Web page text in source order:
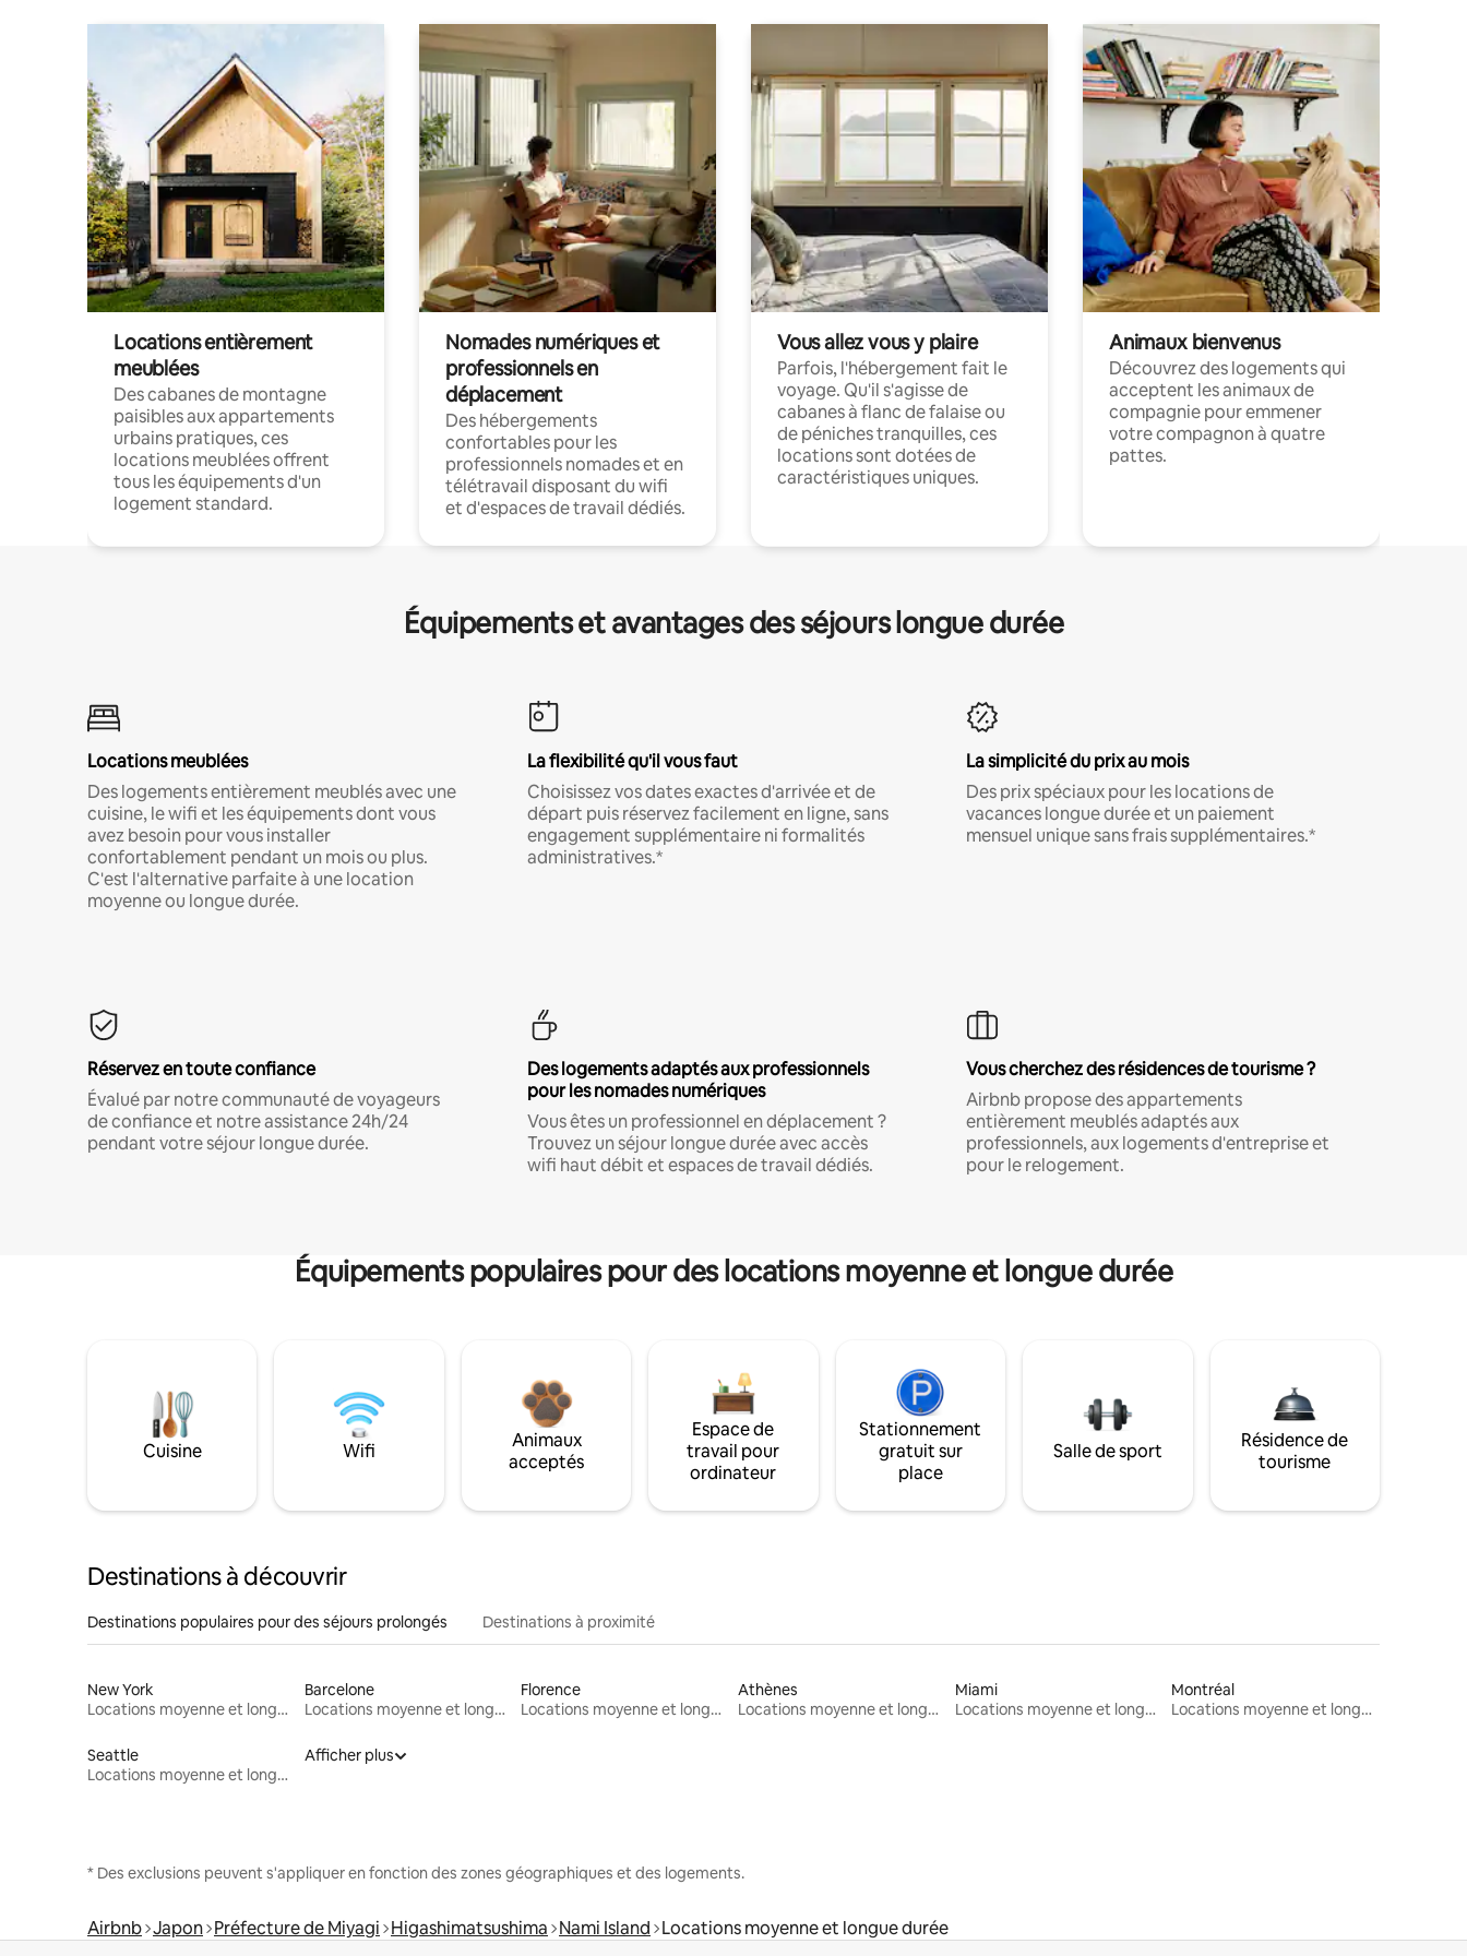
Locations entièrement
meublées
Des cabanes de montagne
paisibles aux appartements
urbains pratiques, ces
locations meublées offrent
tous les équipements d'un
logement standard.
Nomades numériques et
professionnels en
déplacement
Des hébergements
confortables pour les
professionnels nomades et en
télétravail disposant du wifi
et d'espaces de travail dédiés.
Vous allez vous y plaire
Parfois, l'hébergement fait le
voyage. Qu'il s'agisse de
cabanes à flanc de falaise ou
de péniches tranquilles, ces
locations sont dotées de
caractéristiques uniques.
Animaux bienvenus
Découvrez des logements qui
acceptent les animaux de
compagnie pour emmener
votre compagnon à quatre
pattes.
Équipements et avantages des séjours longue durée
Locations meublées
Des logements entièrement meublés avec une
cuisine, le wifi et les équipements dont vous
avez besoin pour vous installer
confortablement pendant un mois ou plus.
C'est l'alternative parfaite à une location
moyenne ou longue durée.
La flexibilité qu'il vous faut
Choisissez vos dates exactes d'arrivée et de
départ puis réservez facilement en ligne, sans
engagement supplémentaire ni formalités
administratives.*
La simplicité du prix au mois
Des prix spéciaux pour les locations de
vacances longue durée et un paiement
mensuel unique sans frais supplémentaires.*
Réservez en toute confiance
Évalué par notre communauté de voyageurs
de confiance et notre assistance 24h/24
pendant votre séjour longue durée.
Des logements adaptés aux professionnels
pour les nomades numériques
Vous êtes un professionnel en déplacement ?
Trouvez un séjour longue durée avec accès
wifi haut débit et espaces de travail dédiés.
Vous cherchez des résidences de tourisme ?
Airbnb propose des appartements
entièrement meublés adaptés aux
professionnels, aux logements d'entreprise et
pour le relogement.
Équipements populaires pour des locations moyenne et longue durée
Cuisine Wifi
Animaux
acceptés
Espace de
travail pour
ordinateur
Stationnement
gratuit sur
place
Salle de sport
Résidence de
tourisme
Destinations à découvrir
Destinations populaires pour des séjours prolongés Destinations à proximité
New York
Locations moyenne et longue durée
Barcelone
Locations moyenne et longue durée
Florence
Locations moyenne et longue durée
Athènes
Locations moyenne et longue durée
Miami
Locations moyenne et longue durée
Montréal
Locations moyenne et longue durée
Seattle
Locations moyenne et longue durée
Afficher plus
* Des exclusions peuvent s'appliquer en fonction des zones géographiques et des logements.
Airbnb Japon Préfecture de Miyagi Higashimatsushima Nami Island Locations moyenne et longue durée